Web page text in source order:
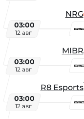
NRG
03:00
12 авг
MIBR
03:00
12 авг
R8 Esports
03:00
12 авг